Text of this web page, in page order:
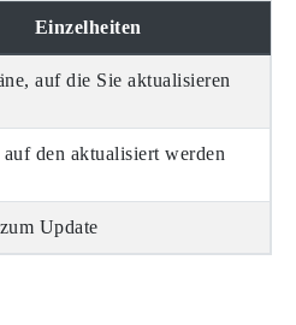
Einzelheiten
auf die Sie aktualisieren
den aktualisiert werden
Update